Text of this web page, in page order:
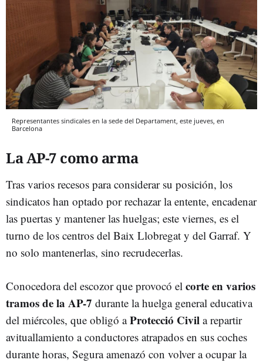
Representantes sindicales en la sede del Departament, este jueves, en
Barcelona
La AP-7 como arma
Tras varios recesos para considerar su posición, los
sindicatos han optado por rechazar la entente, encadenar
las puertas y mantener las huelgas; este viernes, es el
turno de los centros del Baix Llobregat y del Garraf. Y
no solo mantenerlas, sino recrudecerlas.
Conocedora del escozor que provocó el corte en varios
tramos de la AP-7 durante la huelga general educativa
del miércoles, que obligó aProtecció Civil a repartir
avituallamiento a conductores atrapados en sus coches
durante horas, Segura amenazó con volver a ocupar la